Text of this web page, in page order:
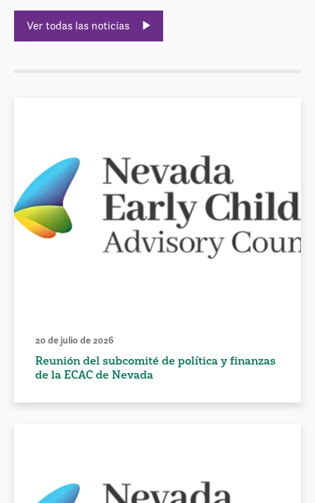
Ver todas las noticias
20 de julio de 2026
Reunión del subcomité de política y finanzas
de la ECAC de Nevada